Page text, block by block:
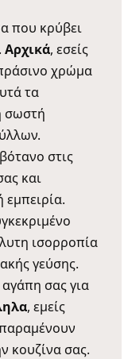
που κρύβει
Αρχικά, εσείς
χρώμα
τα
σωστή
στις
και
εμπειρία.
ισορροπία
γεύσης.
σας για
, εμείς
κουζίνα σας.